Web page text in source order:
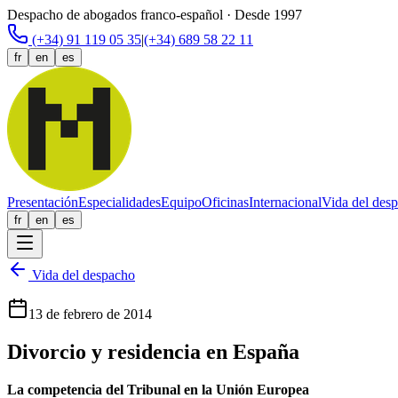
Despacho de abogados franco-español · Desde 1997
(+34) 91 119 05 35|(+34) 689 58 22 11
fr en es
PresentaciónEspecialidadesEquipoOficinasInternacionalVida del
fr en es
Vida del despacho
13 de febrero de 2014
Divorcio y residencia en España
La competencia del Tribunal en la Unión Europea